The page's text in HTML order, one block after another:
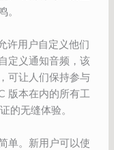
许用户自定义他们
定义通知音频，该
可让人们保持参与
版本在内的所有工
的无缝体验。
单。新用户可以使